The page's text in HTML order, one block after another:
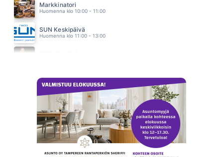
Markkinatori
Huomenna klo 10:00 - 11:00
SUN Keskipäivä
Huomenna klo 11:00 - 13:00